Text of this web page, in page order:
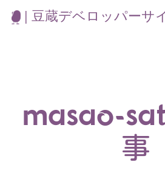
| 豆蔵デベロッパーサ
masao-
事